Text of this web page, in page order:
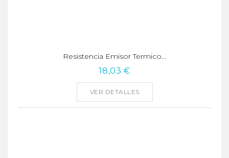
Resistencia Emisor Termico...
18,03 €
VER DETALLES